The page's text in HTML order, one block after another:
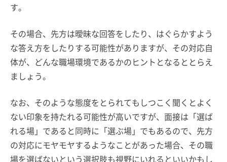
す。
その場合、先方は曖昧な回答をしたり、はぐらかすよう
な答え方をしたりする可能性がありますが、その対応自
体が、どんな職場環境であるかのヒントとなるととらえ
ましょう。
なお、そのような態度をとられてもしつこく聞くとよく
ない印象を持たれる可能性が高いですが、面接は「選ば
れる場」であると同時に「選ぶ場」でもあるので、先方
の対応にモヤモヤするようなことがあった場合、その職
場を選ばないという選択肢も視野にいれるといいかもし